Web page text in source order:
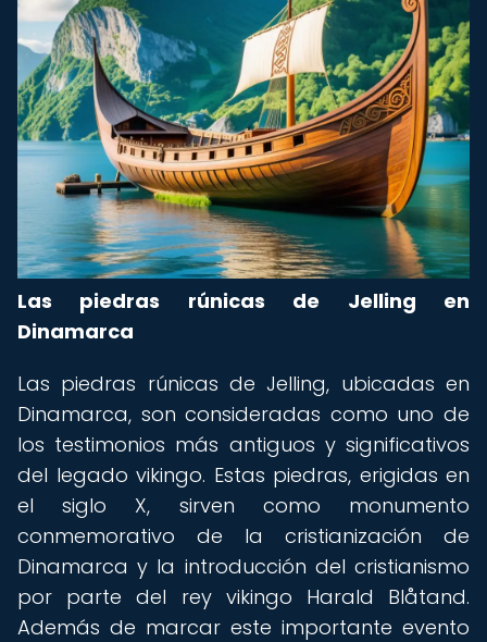
Las piedras rúnicas de Jelling en
Dinamarca
Las piedras rúnicas de Jelling, ubicadas en
Dinamarca, son consideradas como uno de
los testimonios más antiguos y significativos
del legado vikingo. Estas piedras, erigidas en
el siglo X, sirven como monumento
conmemorativo de la cristianización de
Dinamarca y la introducción del cristianismo
por parte del rey vikingo Harald Blåtand.
Además de marcar este importante evento